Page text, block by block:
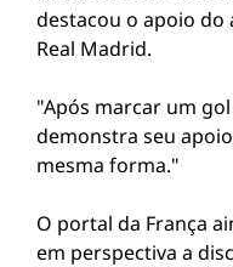
destacou o apoio do
Real Madrid.
"Após marcar um
demonstra seu
mesma forma."
O portal da França
em perspectiva a